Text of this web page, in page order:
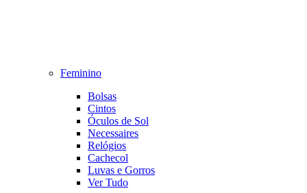
Feminino
Bolsas
Cintos
Óculos de Sol
Necessaires
Relógios
Cachecol
Luvas e Gorros
Ver Tudo